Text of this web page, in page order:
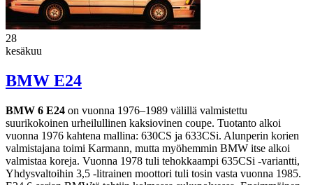
28
kesäkuu
BMW E24
BMW 6 E24 on vuonna 1976–1989 välillä valmistettu
suurikokoinen urheilullinen kaksiovinen coupe. Tuotanto alkoi
vuonna 1976 kahtena mallina: 630CS ja 633CSi. Alunperin korien
valmistajana toimi Karmann, mutta myöhemmin BMW itse alkoi
valmistaa koreja. Vuonna 1978 tuli tehokkaampi 635CSi -variantti,
Yhdysvaltoihin 3,5 -litrainen moottori tuli tosin vasta vuonna 1985.